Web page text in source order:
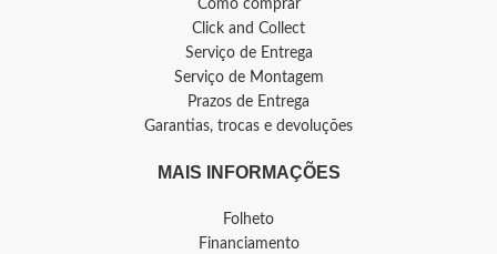
Como comprar
Click and Collect
Serviço de Entrega
Serviço de Montagem
Prazos de Entrega
Garantias, trocas e devoluções
MAIS INFORMAÇÕES
Folheto
Financiamento